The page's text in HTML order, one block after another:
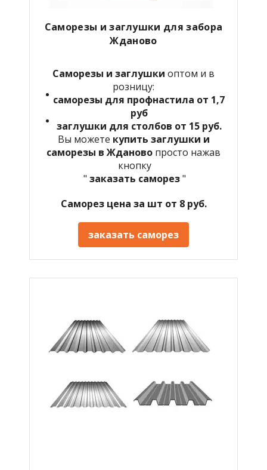
Саморезы и заглушки для забора
Жданово
Саморезы и заглушки оптом и в
розницу:
саморезы для профнастила от 1,7
руб
заглушки для столбов от 15 руб.
Вы можете купить заглушки и
саморезы в Жданово просто нажав
кнопку
" заказать саморез"
Саморез цена за шт от 8 руб.
заказать саморез